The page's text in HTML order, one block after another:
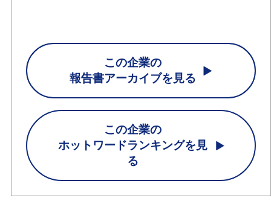
この企業の
報告書アーカイブを見る
この企業の
ホットワードランキングを見
る